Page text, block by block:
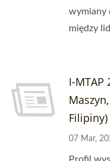
wymiany
między
I-MTAP
Filipiny)
07 Mar,